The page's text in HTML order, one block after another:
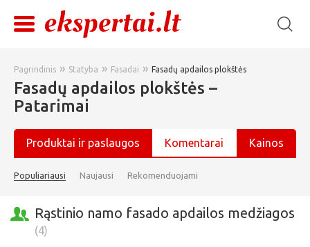
Pagrindinis » Statyba » Fasadai » Fasadų apdailos plokštės
Fasadų apdailos plokštės –
Patarimai
Produktai ir paslaugos Komentarai Kainos
Populiariausi Naujausi Rekomenduojami
Rąstinio namo fasado apdailos medžiagos
(4)